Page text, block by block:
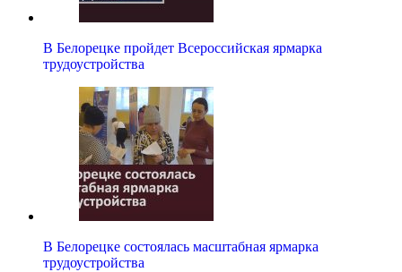
В Белорецке пройдет Всероссийская ярмарка
трудоустройства
В Белорецке состоялась масштабная ярмарка
трудоустройства